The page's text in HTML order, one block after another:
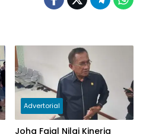
Advertorial
Joha Fajal Nilai Kinerja